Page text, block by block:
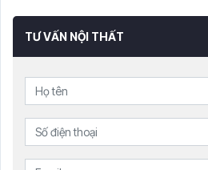
TƯ VẤN NỘI THẤT